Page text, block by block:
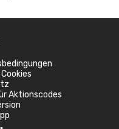
Aktionscodes